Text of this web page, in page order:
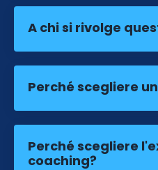
A chi si rivolge
Perché scegliere un
Perché scegliere
coaching?